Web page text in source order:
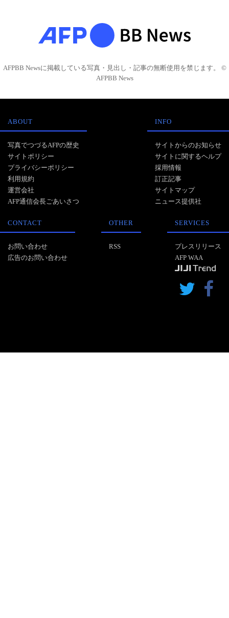
AFPBB Newsに掲載している写真・見出し・記事の無断使用を禁じます。 ©
AFPBB News
ABOUT
写真でつづるAFPの歴史
サイトポリシー
プライバシーポリシー
利用規約
運営会社
AFP通信会長ごあいさつ
INFO
サイトからのお知らせ
サイトに関するヘルプ
採用情報
訂正記事
サイトマップ
ニュース提供社
CONTACT
お問い合わせ
広告のお問い合わせ
OTHER
RSS
SERVICES
プレスリリース
AFP WAA